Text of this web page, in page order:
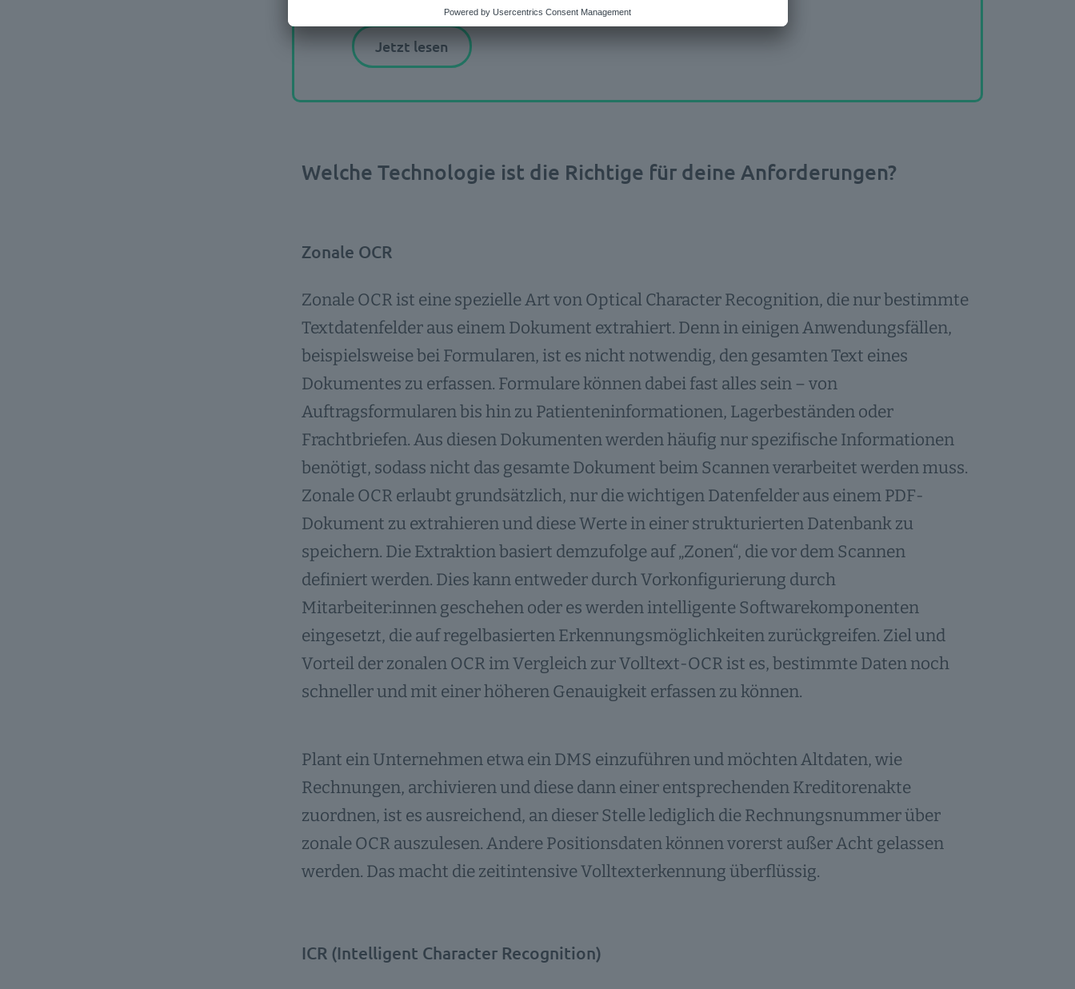
Jetzt lesen
Welche Technologie ist die Richtige für deine Anforderungen?
Zonale OCR
Zonale OCR ist eine spezielle Art von Optical Character Recognition, die nur bestimmte
Textdatenfelder aus einem Dokument extrahiert. Denn in einigen Anwendungsfällen,
beispielsweise bei Formularen, ist es nicht notwendig, den gesamten Text eines
Dokumentes zu erfassen. Formulare können dabei fast alles sein – von
Auftragsformularen bis hin zu Patienteninformationen, Lagerbeständen oder
Frachtbriefen. Aus diesen Dokumenten werden häufig nur spezifische Informationen
benötigt, sodass nicht das gesamte Dokument beim Scannen verarbeitet werden muss.
Zonale OCR erlaubt grundsätzlich, nur die wichtigen Datenfelder aus einem PDF-
Dokument zu extrahieren und diese Werte in einer strukturierten Datenbank zu
speichern. Die Extraktion basiert demzufolge auf „Zonen“, die vor dem Scannen
definiert werden. Dies kann entweder durch Vorkonfigurierung durch
Mitarbeiter:innen geschehen oder es werden intelligente Softwarekomponenten
eingesetzt, die auf regelbasierten Erkennungsmöglichkeiten zurückgreifen. Ziel und
Vorteil der zonalen OCR im Vergleich zur Volltext-OCR ist es, bestimmte Daten noch
schneller und mit einer höheren Genauigkeit erfassen zu können.
Plant ein Unternehmen etwa ein DMS einzuführen und möchten Altdaten, wie
Rechnungen, archivieren und diese dann einer entsprechenden Kreditorenakte
zuordnen, ist es ausreichend, an dieser Stelle lediglich die Rechnungsnummer über
zonale OCR auszulesen. Andere Positionsdaten können vorerst außer Acht gelassen
werden. Das macht die zeitintensive Volltexterkennung überflüssig.
ICR (Intelligent Character Recognition)